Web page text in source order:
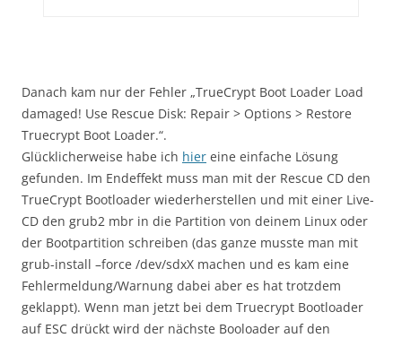
Danach kam nur der Fehler „TrueCrypt Boot Loader Load
damaged! Use Rescue Disk: Repair > Options > Restore
Truecrypt Boot Loader.“.
Glücklicherweise habe ich hier eine einfache Lösung
gefunden. Im Endeffekt muss man mit der Rescue CD den
TrueCrypt Bootloader wiederherstellen und mit einer Live-
CD den grub2 mbr in die Partition von deinem Linux oder
der Bootpartition schreiben (das ganze musste man mit
grub-install –force /dev/sdxX machen und es kam eine
Fehlermeldung/Warnung dabei aber es hat trotzdem
geklappt). Wenn man jetzt bei dem Truecrypt Bootloader
auf ESC drückt wird der nächste Booloader auf den